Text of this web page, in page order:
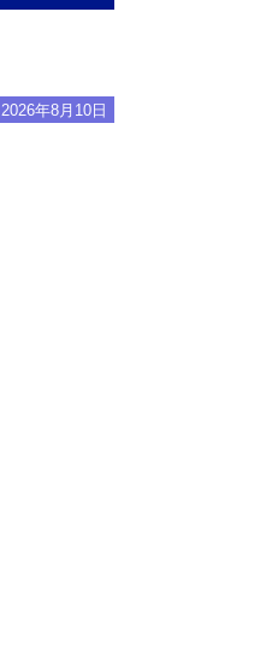
2026年8月10日